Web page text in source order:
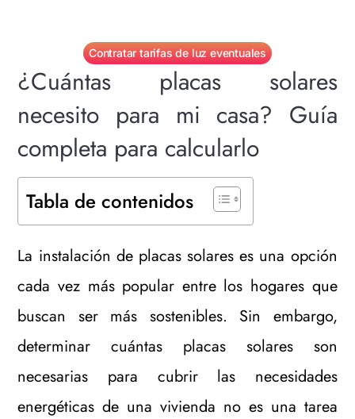
Contratar tarifas de luz eventuales
¿Cuántas placas solares
necesito para mi casa? Guía
completa para calcularlo
Tabla de contenidos
La instalación de placas solares es una opción
cada vez más popular entre los hogares que
buscan ser más sostenibles. Sin embargo,
determinar cuántas placas solares son
necesarias para cubrir las necesidades
energéticas de una vivienda no es una tarea